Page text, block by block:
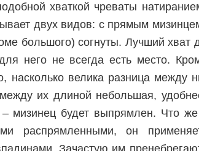
хваткой чреваты
двух видов: с прямым
большого) согнуты. Лучший хват
него не всегда есть место.
насколько велика разница
их длиной небольшая,
мизинец будет выпрямлен. Что же
распрямленными, он
Зачастую им